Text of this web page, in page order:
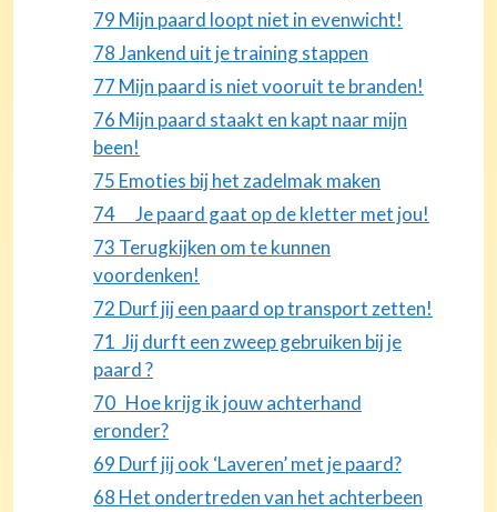
79 Mijn paard loopt niet in evenwicht!
78 Jankend uit je training stappen
77 Mijn paard is niet vooruit te branden!
76 Mijn paard staakt en kapt naar mijn
been!
75 Emoties bij het zadelmak maken
74 Je paard gaat op de kletter met jou!
73 Terugkijken om te kunnen
voordenken!
72 Durf jij een paard op transport zetten!
71 Jij durft een zweep gebruiken bij je
paard ?
70 Hoe krijg ik jouw achterhand
eronder?
69 Durf jij ook ‘Laveren’ met je paard?
68 Het ondertreden van het achterbeen